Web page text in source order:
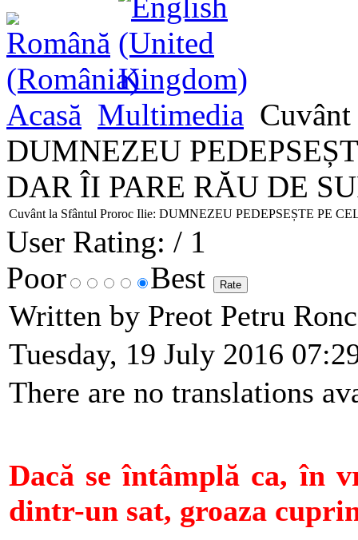
Acasă Multimedia
DUMNEZEU
DAR ÎI PARE RĂU DE
Cuvânt la Sfântul Proroc Ilie: DUMNEZEU PEDEPSEȘTE PE
User Rating: / 1
Poor
Best
Written by Preot Petru
Tuesday, 19 July 2016
There are no translations
Dacă se întâmplă ca, în
dintr-un sat, groaza